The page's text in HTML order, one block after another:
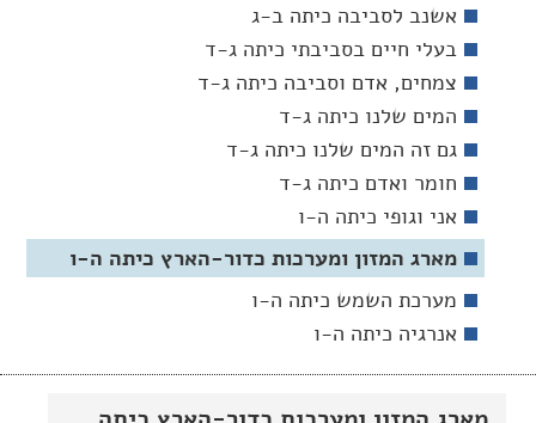
אשנב לסביבה כיתה ב-ג
בעלי חיים בסביבתי כיתה ג-ד
צמחים, אדם וסביבה כיתה ג-ד
המים שלנו כיתה ג-ד
גם זה המים שלנו כיתה ג-ד
חומר ואדם כיתה ג-ד
אני וגופי כיתה ה-ו
מארג המזון ומערכות כדור-הארץ כיתה ה-ו
מערכת השמש כיתה ה-ו
אנרגיה כיתה ה-ו